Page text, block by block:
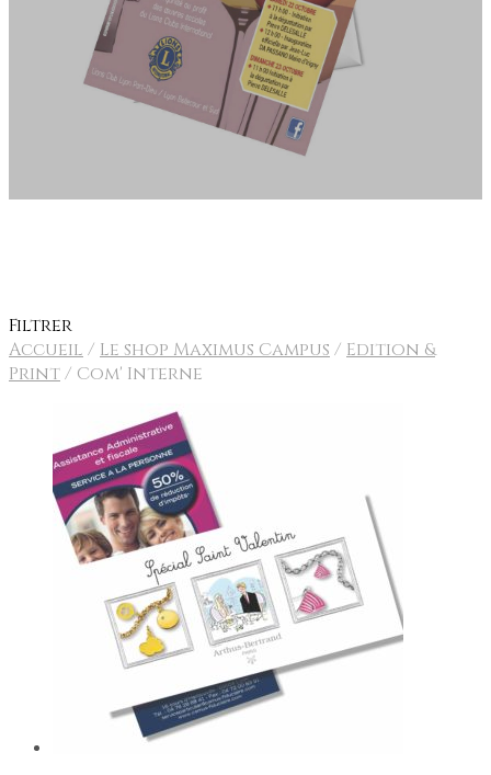
CONTACT
Filtrer
Accueil/ Le shop Maximus Campus/ Edition &
Print/ Com' Interne